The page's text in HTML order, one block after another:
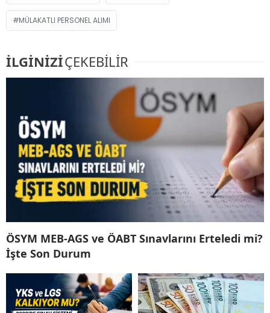
MÜLAKATLI PERSONEL ALIMI
İLGİNİZİÇEKEBİLİR
ÖSYM MEB-AGS ve ÖABT Sınavlarını Erteledi mi?
İşte Son Durum